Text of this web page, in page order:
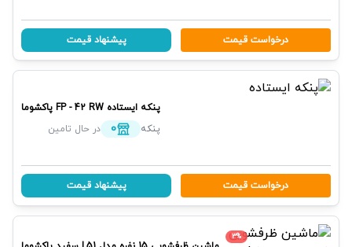
درخواست قیمت پیشنهاد قیمت
پنکه ایستاده FP - 42 RW پاکشوما
پنکه
0 در حال تامین
درخواست قیمت پیشنهاد قیمت
3%